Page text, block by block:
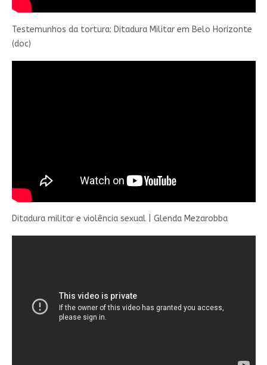
Testemunhos da tortura: Ditadura Militar em Belo Horizonte
(doc)
Ditadura militar e violência sexual | Glenda Mezarobba